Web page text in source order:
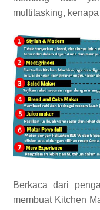
multitasking,
Berkaca dari
membuat Kitchen